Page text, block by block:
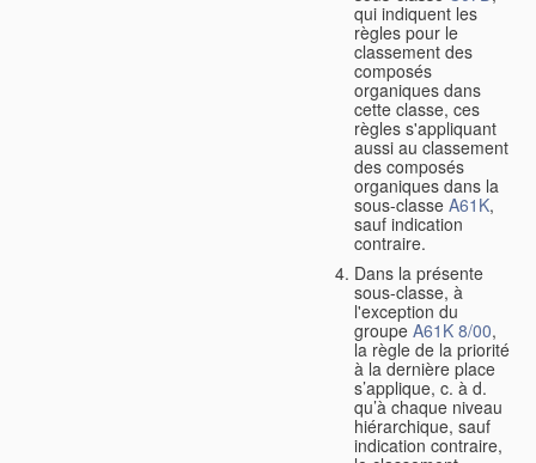
qui indiquent les
règles pour le
classement des
composés
organiques dans
cette classe, ces
règles s'appliquant
aussi au classement
des composés
organiques dans la
sous-classe A61K,
sauf indication
contraire.
Dans la présente
sous-classe, à
l'exception du
groupe A61K 8/00,
la règle de la priorité
à la dernière place
s’applique, c. à d.
qu’à chaque niveau
hiérarchique, sauf
indication contraire,